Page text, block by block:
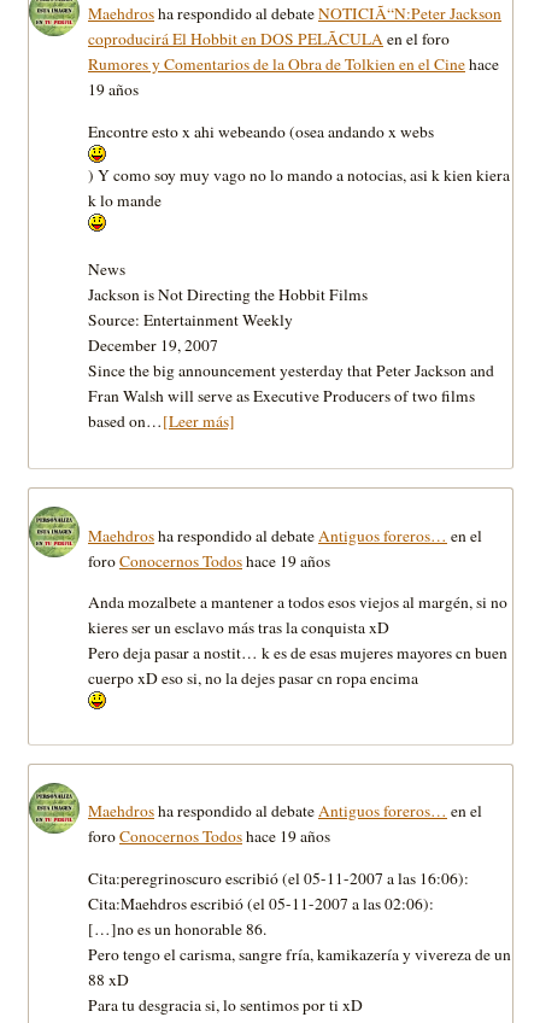
Maehdrosha respondido al debateNOTICIÃ“N:Peter Jackson
coproducirá El Hobbit en DOS PELÃCULAen el foro
Rumores y Comentarios de la Obra de Tolkien en el Cinehace
19 años
Encontre esto x ahi webeando (osea andando x webs
) Y como soy muy vago no lo mando a notocias, asi k kien kiera
k lo mande
News
Jackson is Not Directing the Hobbit Films
Source: Entertainment Weekly
December 19, 2007
Since the big announcement yesterday that Peter Jackson and
Fran Walsh will serve as Executive Producers of two films
based on…[Leer más]
Maehdrosha respondido al debateAntiguos foreros… en el
foroConocernos Todoshace 19 años
Anda mozalbete a mantener a todos esos viejos al margén, si no
kieres ser un esclavo más tras la conquista xD
Pero deja pasar a nostit… k es de esas mujeres mayores cn buen
cuerpo xD eso si, no la dejes pasar cn ropa encima
Maehdrosha respondido al debateAntiguos foreros… en el
foroConocernos Todoshace 19 años
Cita:peregrinoscuro escribió (el 05-11-2007 a las 16:06):
Cita:Maehdros escribió (el 05-11-2007 a las 02:06):
[…]no es un honorable 86.
Pero tengo el carisma, sangre fría, kamikazería y vivereza de un
88 xD
Para tu desgracia si, lo sentimos por ti xD